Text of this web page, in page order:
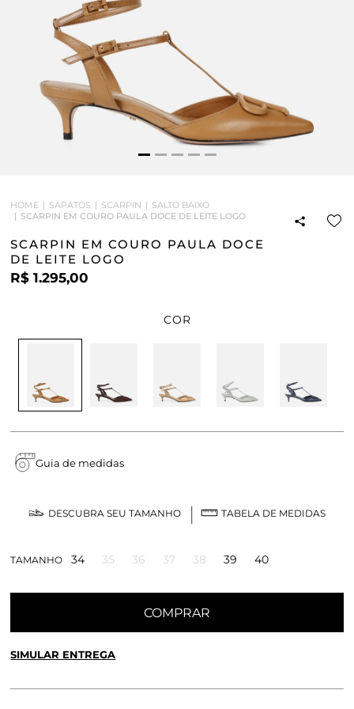
HOME SAPATOS SCARPIN
SALTO BAIXO
SCARPIN EM COURO PAULA DOCE DE LEITE LOGO
SCARPIN EM COURO PAULA DOCE
DE LEITE LOGO
R$ 1.295,00
COR
Guia de medidas
DESCUBRA SEU TAMANHO TABELA DE MEDIDAS
TAMANHO 34 35 36 37 38 39 40
COMPRAR
SIMULAR ENTREGA